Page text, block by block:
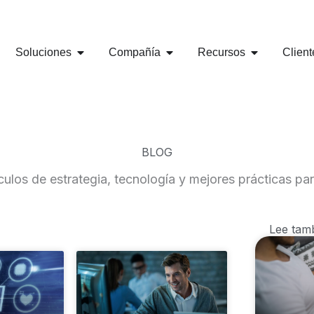
Soluciones OPEN SOLUCIONES
Compañía OPEN COMPAÑÍA
Recursos OPEN
BLOG
de estrategia, tecnología y mejores prácticas
Lee